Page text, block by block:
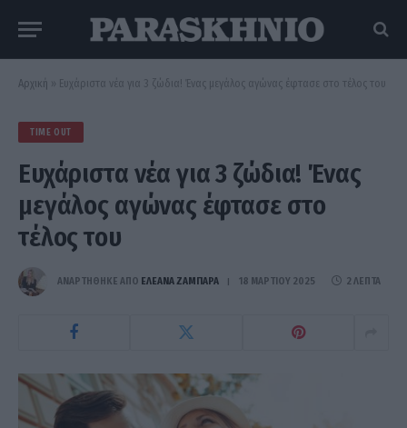
Αρχική » Ευχάριστα νέα για 3 ζώδια! Ένας μεγάλος αγώνας έφτασε στο τέλος του
TIME OUT
Ευχάριστα νέα για 3 ζώδια! Ένας
μεγάλος αγώνας έφτασε στο
τέλος του
ΑΝΑΡΤΗΘΗΚΕ ΑΠΟ ΕΛΕΑΝΑ ΖΑΜΠΑΡΑ 18 ΜΑΡΤΊΟΥ 2025 2 ΛΕΠΤΆ